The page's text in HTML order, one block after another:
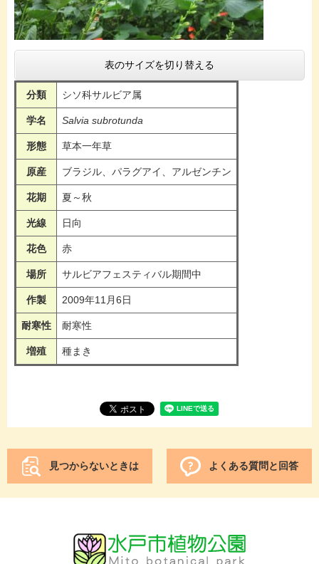
表のサイズを切り替える
分類 シソ科サルビア属
学名 Salvia subrotunda
形態 草本一年草
原産 ブラジル、パラグアイ、アルゼンチン
花期 夏～秋
光線 日向
花色 赤
場所 サルビアフェスティバル期間中
作製 2009年11月6日
耐寒性 耐寒性
増殖 種まき
見つからないときは よくある質問と回答